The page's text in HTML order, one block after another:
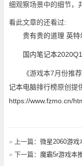
细观察场景中的细节，
看此文章的还看过:
贵有贵的道理 英
国内笔记本
《游戏本7月份推
记本电脑排行榜原创提
https://www.fzmo.cn/
» 上一篇： 微星2060游戏
» 下一篇： 魔霸5r游戏本